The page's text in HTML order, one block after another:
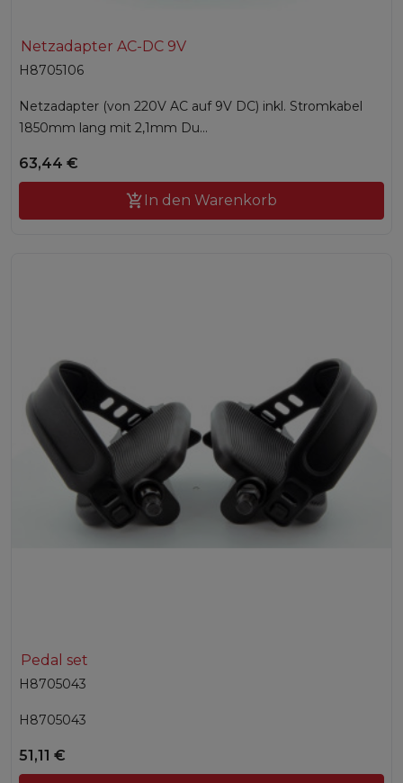
Netzadapter AC-DC 9V
H8705106
Netzadapter (von 220V AC auf 9V DC) inkl. Stromkabel
1850mm lang mit 2,1mm Du...
63,44 €
 In den Warenkorb
Pedal set
H8705043
H8705043
51,11 €